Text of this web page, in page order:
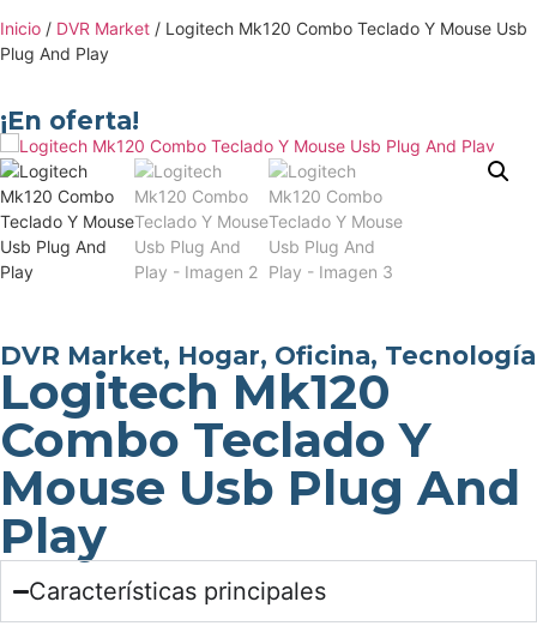
Inicio / DVR Market / Logitech Mk120 Combo Teclado Y Mouse Usb
Plug And Play
¡En oferta!
DVR Market, Hogar, Oficina, Tecnología
Logitech Mk120
Combo Teclado Y
Mouse Usb Plug And
Play
Características principales